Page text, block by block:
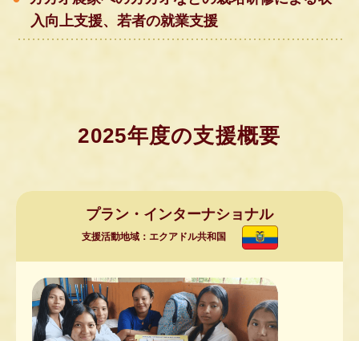
入向上支援、若者の就業支援
2025年度の支援概要
プラン・インターナショナル
支援活動地域：エクアドル共和国